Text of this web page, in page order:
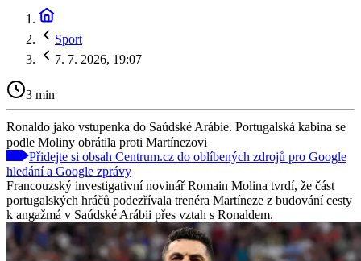
Sport
7. 7. 2026, 19:07
3 min
Ronaldo jako vstupenka do Saúdské Arábie. Portugalská kabina se
podle Moliny obrátila proti Martínezovi
Přidejte si obsah Centrum.cz do oblíbených zdrojů pro Google
hledání a Google zprávy
Francouzský investigativní novinář Romain Molina tvrdí, že část
portugalských hráčů podezřívala trenéra Martíneze z budování cesty
k angažmá v Saúdské Arábii přes vztah s Ronaldem.